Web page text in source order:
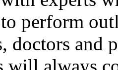
perform
doctors and
will always